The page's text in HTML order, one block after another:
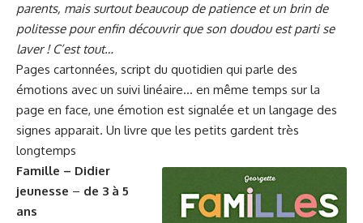
parents, mais surtout beaucoup de patience et un brin de
politesse pour enfin découvrir que son doudou est parti se
laver ! C’est tout…
Pages cartonnées, script du quotidien qui parle des
émotions avec un suivi linéaire… en même temps sur la
page en face, une émotion est signalée et un langage des
signes apparait. Un livre que les petits gardent très
longtemps
Famille – Didier
jeunesse – de 3 à 5
ans